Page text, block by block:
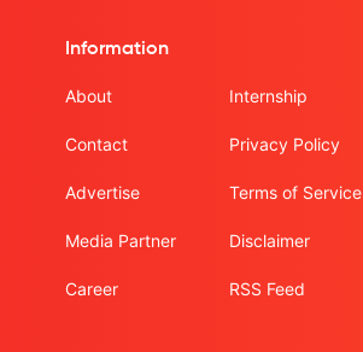
Information
About
Contact
Advertise
Media Partner
Career
Internship
Privacy Policy
Terms of Service
Disclaimer
RSS Feed